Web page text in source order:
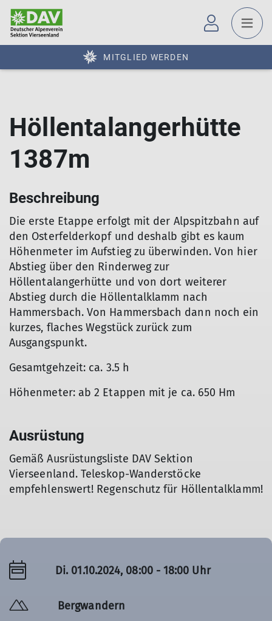
MITGLIED WERDEN
Höllentalangerhütte
1387m
Beschreibung
Die erste Etappe erfolgt mit der Alpspitzbahn auf
den Osterfelderkopf und deshalb gibt es kaum
Höhenmeter im Aufstieg zu überwinden. Von hier
Abstieg über den Rinderweg zur
Höllentalangerhütte und von dort weiterer
Abstieg durch die Höllentalklamm nach
Hammersbach. Von Hammersbach dann noch ein
kurzes, flaches Wegstück zurück zum
Ausgangspunkt.
Gesamtgehzeit: ca. 3.5 h
Höhenmeter: ab 2 Etappen mit je ca. 650 Hm
Ausrüstung
Gemäß Ausrüstungsliste DAV Sektion
Vierseenland. Teleskop-Wanderstöcke
empfehlenswert! Regenschutz für Höllentalklamm!
Di. 01.10.2024, 08:00 - 18:00 Uhr
Bergwandern